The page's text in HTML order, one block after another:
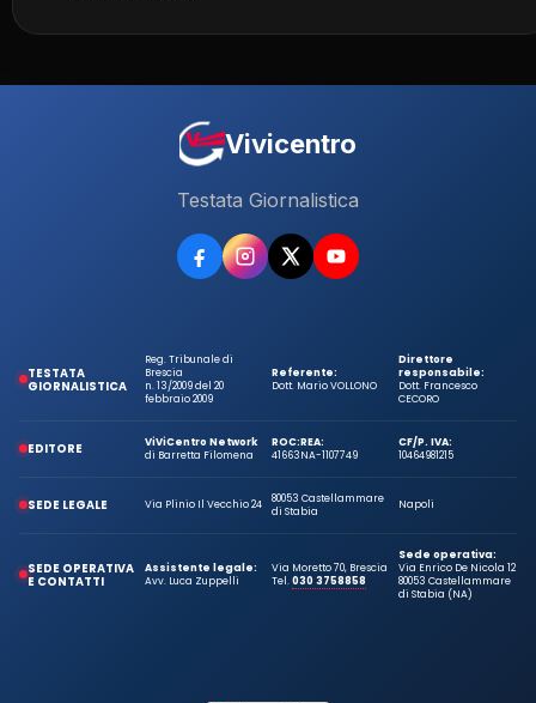
Vivicentro
Testata Giornalistica
TESTATA
GIORNALISTICA
Reg. Tribunale di
Brescia
n. 13/2009 del 20
febbraio 2009
Referente:
Dott. Mario VOLLONO
Direttore
responsabile:
Dott. Francesco
CECORO
EDITORE
ViViCentro Network
di Barretta Filomena
ROC:
41663
REA:
NA-1107749
CF/P. IVA:
10464981215
SEDE LEGALE Via Plinio Il Vecchio 24
80053 Castellammare
di Stabia
Napoli
SEDE OPERATIVA
E CONTATTI
Assistente legale:
Avv. Luca Zuppelli
Via Moretto 70, Brescia
Tel.030 3758858
Sede operativa:
Via Enrico De Nicola 12
80053 Castellammare
di Stabia (NA)